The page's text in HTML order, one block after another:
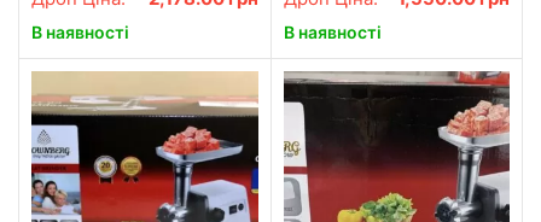
3000W з реверсом
В наявності В наявності